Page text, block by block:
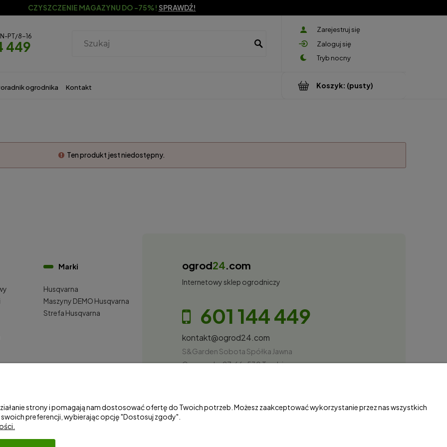
CZYSZCZENIE MAGAZYNU DO -75%! SPRAWDŹ!
Zarejestruj się
Zaloguj się
PT/8-16
449
Koszyk: (pusty)
ogrodnika Kontakt
Ten produkt jest niedostępny.
ogrod24.com
Internetowy sklep ogrodniczy
601 144 449
kontakt@ogrod24.com
S&Garden Sobota Spółka Jawna
Gorzowska 27, 66-530 Trzebicz
Marki
Husqvarna
Maszyny DEMO Husqvarna
Strefa Husqvarna
strony i pomagają nam dostosować ofertę do Twoich potrzeb. Możesz zaakceptować wykorzystanie przez nas wszystkich
preferencji, wybierając opcję "Dostosuj zgody".